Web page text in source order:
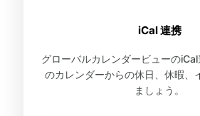
iCal 連携
グローバルカレンダービューの
のカレンダーからの休日、休暇、
ましょう。